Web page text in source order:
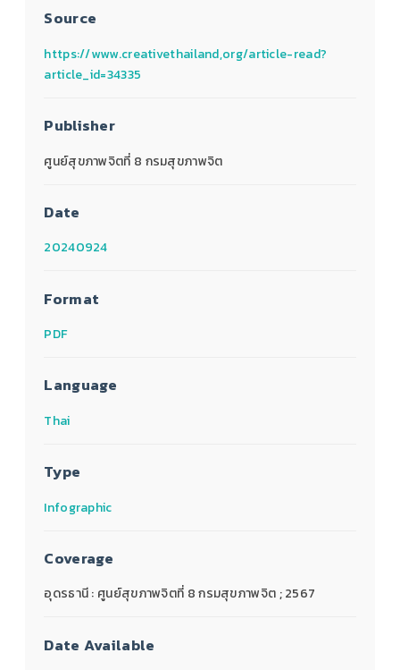
Source
https://www.creativethailand,org/article-read?
article_id=34335
Publisher
ศูนย์สุขภาพจิตที่ 8 กรมสุขภาพจิต
Date
20240924
Format
PDF
Language
Thai
Type
Infographic
Coverage
อุดรธานี : ศูนย์สุขภาพจิตที่ 8 กรมสุขภาพจิต ; 2567
Date Available